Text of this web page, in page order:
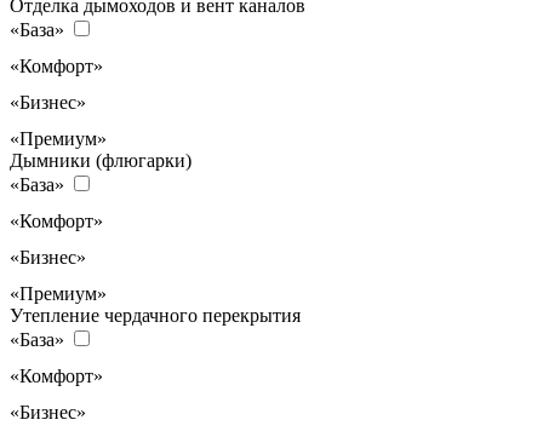
Отделка дымоходов и вент каналов
«База»
«Комфорт»
«Бизнес»
«Премиум»
Дымники (флюгарки)
«База»
«Комфорт»
«Бизнес»
«Премиум»
Утепление чердачного перекрытия
«База»
«Комфорт»
«Бизнес»